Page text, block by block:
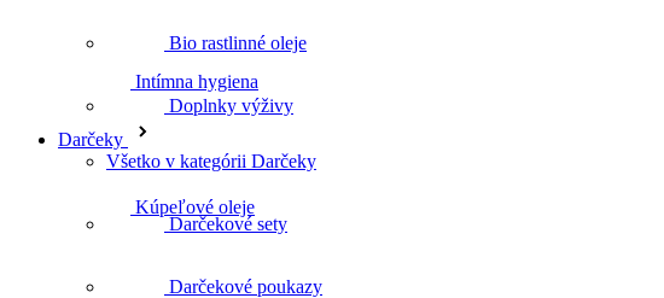
Kúpeľové oleje
Telové peelingy
Bio rastlinné oleje
Doplnky výživy
Darčeky
Všetko v kategórii Darčeky
Darčekové sety
Darčekové poukazy